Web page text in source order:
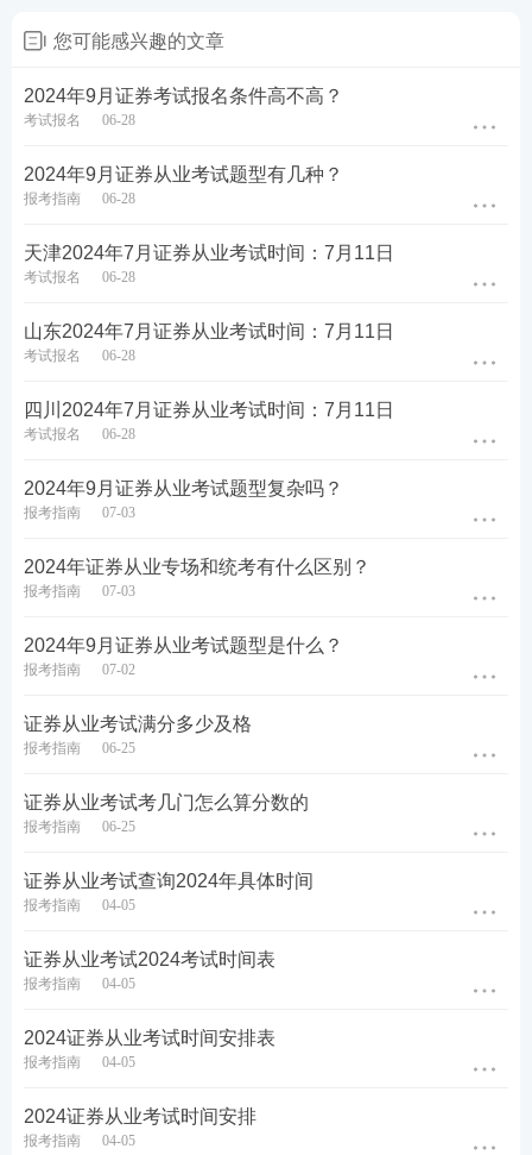
还有精品三色笔记、新版证券纸质真题集等你来领！
三色笔记
是由专业教研团队编写、重点突出、颜色标
注分明，是大家在备考的时候不错的学习资料，贯通
版证券纸质真题集 按照新题型整理编制，能够帮助大
领取的同学快来领取吧！【免费领取>>】
您可能感兴趣的文章
2024年9月证券考试报名条件高不高？
考试报名 06-28
2024年9月证券从业考试题型有几种？
报考指南 06-28
天津2024年7月证券从业考试时间：7月11日
考试报名 06-28
山东2024年7月证券从业考试时间：7月11日
考试报名 06-28
四川2024年7月证券从业考试时间：7月11日
考试报名 06-28
2024年9月证券从业考试题型复杂吗？
报考指南 07-03
2024年证券从业专场和统考有什么区别？
报考指南 07-03
2024年9月证券从业考试题型是什么？
报考指南 07-02
证券从业考试满分多少及格
报考指南 06-25
证券从业考试考几门怎么算分数的
报考指南 06-25
证券从业考试查询2024年具体时间
报考指南 04-05
证券从业考试2024考试时间表
报考指南 04-05
2024证券从业考试时间安排表
报考指南 04-05
2024证券从业考试时间安排
报考指南 04-05